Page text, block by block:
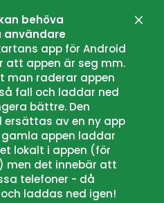
behöva
användare
app för Android
att appen är seg mm.
man raderar appen
fall och laddar ned
bättre. Den
ersättas av en ny app
appen laddar
lokalt i appen (för
men det innebär att
telefoner - då
laddas ned igen!